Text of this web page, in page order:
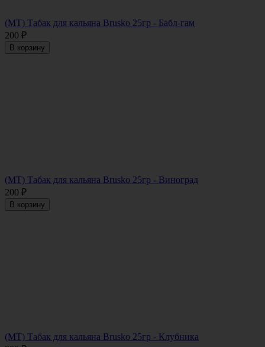
(МТ) Табак для кальяна Brusko 25гр - Бабл-гам
200 ₽
В корзину
(МТ) Табак для кальяна Brusko 25гр - Виноград
200 ₽
В корзину
(МТ) Табак для кальяна Brusko 25гр - Клубника